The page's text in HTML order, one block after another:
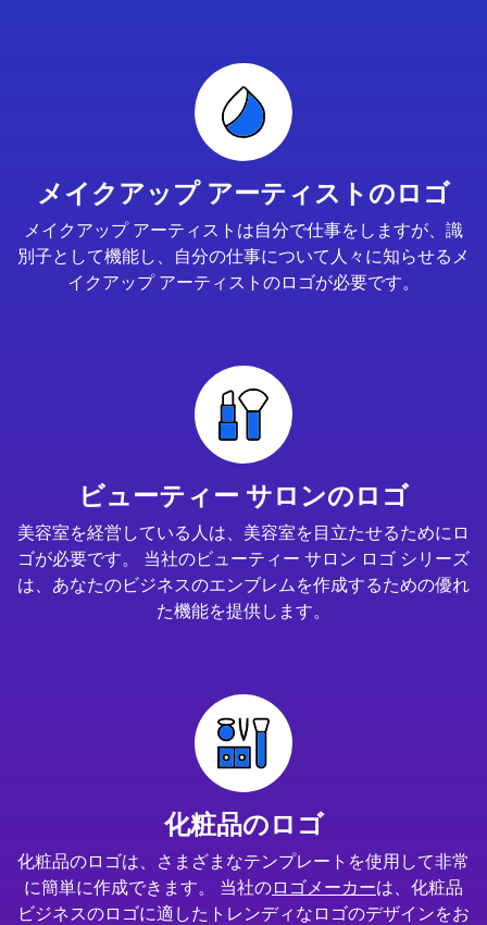
メイクアップ アーティストのロゴ
メイクアップ アーティストは自分で仕事をしますが、識
別子として機能し、自分の仕事について人々に知らせるメ
イクアップ アーティストのロゴが必要です。
ビューティー サロンのロゴ
美容室を経営している人は、美容室を目立たせるためにロ
ゴが必要です。 当社のビューティー サロン ロゴ シリーズ
は、あなたのビジネスのエンブレムを作成するための優れ
た機能を提供します。
化粧品のロゴ
化粧品のロゴは、さまざまなテンプレートを使用して非常
に簡単に作成できます。 当社のロゴメーカーは、化粧品
ビジネスのロゴに適したトレンディなロゴのデザインをお